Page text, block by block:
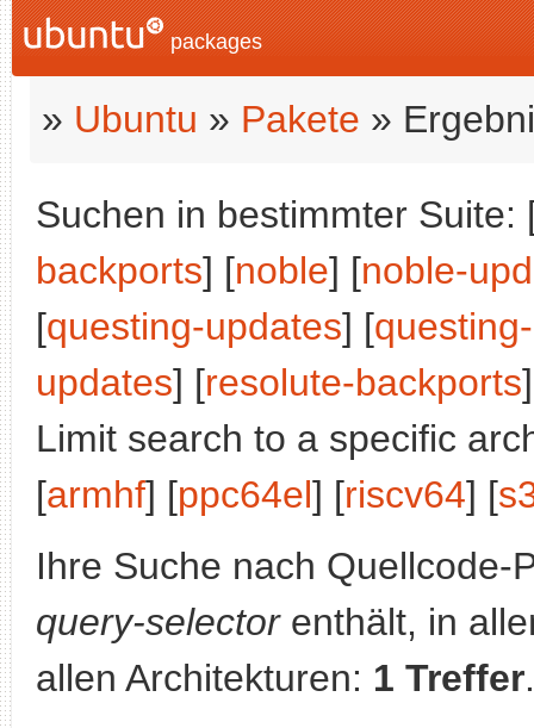
packages
» Ubuntu » Pakete »
Suchen in bestimmter Suite:
backports] [noble] [noble-
[questing-updates] [
updates] [resolute-backports
Limit search to a specific
[armhf] [ppc64el] [riscv64] [
Ihre Suche nach
query-selectorenthält, in
allen Architekturen: 1 Treffer.